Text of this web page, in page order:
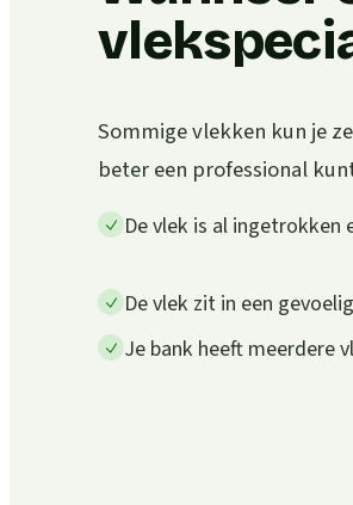
Sommige vlekken kun je
beter een professional
De vlek is al ingetrokken
De vlek zit in een
Je bank heeft meerdere